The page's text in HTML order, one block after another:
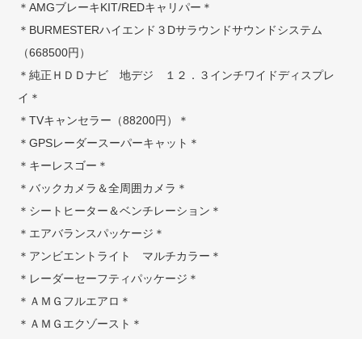
＊AMGブレーキKIT/REDキャリパー＊
＊BURMESTERハイエンド３Dサラウンドサウンドシステム
（668500円）
＊純正ＨＤＤナビ 地デジ １２．３インチワイドディスプレ
イ＊
＊TVキャンセラー（88200円）＊
＊GPSレーダースーパーキャット＊
＊キーレスゴー＊
＊バックカメラ＆全周囲カメラ＊
＊シートヒーター＆ベンチレーション＊
＊エアバランスパッケージ＊
＊アンビエントライト マルチカラー＊
＊レーダーセーフティパッケージ＊
＊ＡＭＧフルエアロ＊
＊ＡＭＧエクゾースト＊